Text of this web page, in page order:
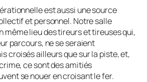
est aussi une source
et personnel. Notre salle
même lieu des tireurs et tireuses qui,
parcours, ne se seraient
croisés ailleurs que sur la piste, et,
ce sont des amitiés
se nouer en croisant le fer.